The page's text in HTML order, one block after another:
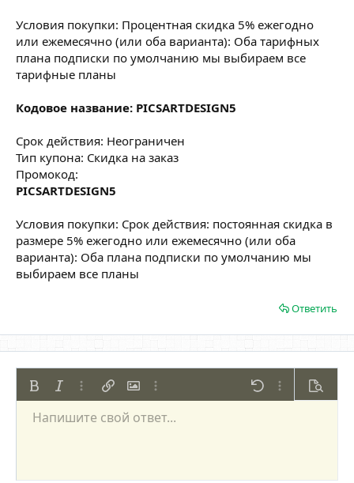
Условия покупки: Процентная скидка 5% ежегодно
или ежемесячно (или оба варианта): Оба тарифных
плана подписки по умолчанию мы выбираем все
тарифные планы
Кодовое название: PICSARTDESIGN5
Срок действия: Неограничен
Тип купона: Скидка на заказ
Промокод:
PICSARTDESIGN5
Условия покупки: Срок действия: постоянная скидка в
размере 5% ежегодно или ежемесячно (или оба
варианта): Оба плана подписки по умолчанию мы
выбираем все планы
Ответить
ЖирныйКурсивДополнительно...
Вставить ссылку
Вставить изображение
Дополнительно... Отменить
Размер шрифта
9
Цвет текста
Шрифт Arial
СписокВыравнивание
Формат параграфа
СмайлыЦитатаМедиаВставить таблицу
Вставить горизонтальную линию
Спойлер
Повторить
Переключить режим работы редактора
Удалить форматирование
ЧерновикиСохранить черновик
Напишите свой ответ...